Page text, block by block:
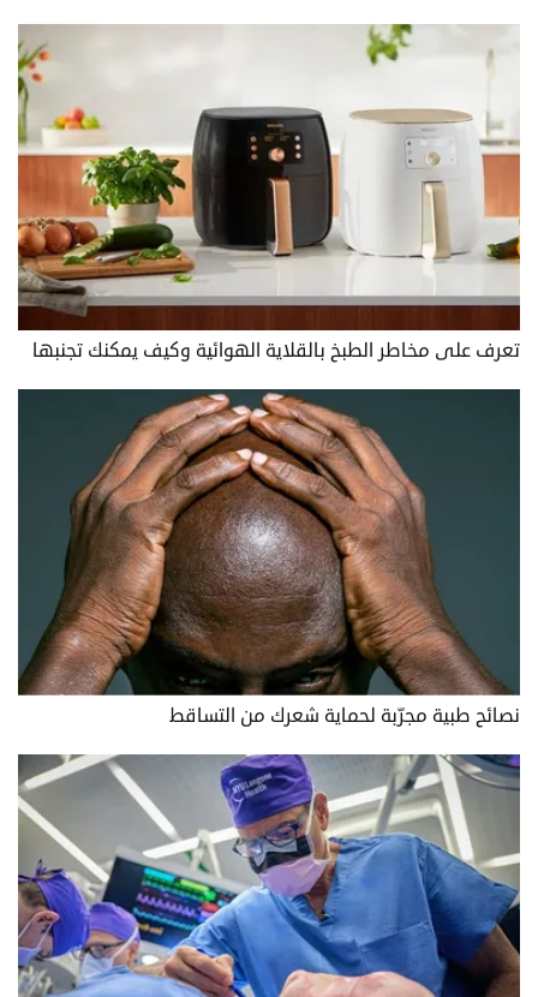
تعرف على مخاطر الطبخ بالقلاية الهوائية وكيف يمكنك تجنبها
نصائح طبية مجرّبة لحماية شعرك من التساقط